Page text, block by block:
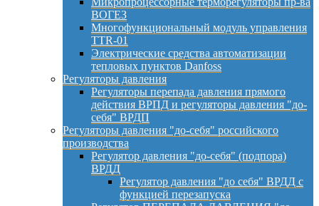
ВОГЕЗ
Многофункциональный модуль управления
TTR-01
Электрические средства автоматизации
тепловых пунктов Danfoss
Регуляторы давления
Регуляторы перепада давления прямого
действия ВРПД и регуляторы давления "до-
себя" ВРДП
Регуляторы давления "до-себя" российского
производства
Регулятор давления "до-себя" (подпора)
ВРДД
Регулятор давления "до себя" ВРДД с
функцией перезапуска